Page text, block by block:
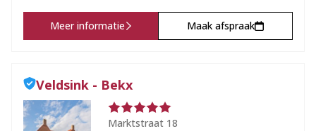
Meer informatie Maak afspraak
Veldsink - Bekx
Marktstraat 18